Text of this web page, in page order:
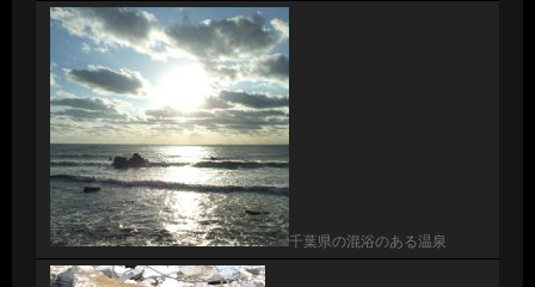
千葉県の混浴のある温泉